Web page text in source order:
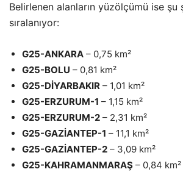
Belirlenen alanların yüzölçümü ise şu
sıralanıyor:
G25-ANKARA – 0,75 km²
G25-BOLU – 0,81 km²
G25-DİYARBAKIR – 1,01 km²
G25-ERZURUM-1 – 1,15 km²
G25-ERZURUM-2 – 2,31 km²
G25-GAZİANTEP-1 – 11,1 km²
G25-GAZİANTEP-2 – 3,09 km²
G25-KAHRAMANMARAŞ – 0,84 km²